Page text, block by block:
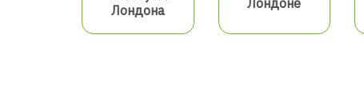
Лондона